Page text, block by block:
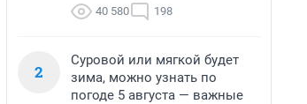
40 580 198
2
Суровой или мягкой будет
зима, можно узнать по
погоде 5 августа — важные